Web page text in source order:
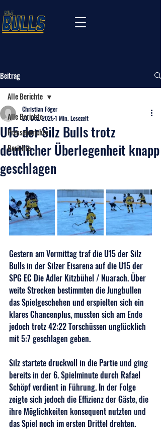
Beitrag
Alle Berichte
Presseberichte
Berichte
Alle Berichte
U15 der Silz Bulls trotz
deutlicher Überlegenheit knapp
geschlagen
Christian Föger
21. Dez. 20251 Min. Lesezeit
Gestern am Vormittag traf die U15 der Silz
Bulls in der Silzer Eisarena auf die U15 der
SPG EC Die Adler Kitzbühel / Nuarach. Über
weite Strecken bestimmten die Jungbullen
das Spielgeschehen und erspielten sich ein
klares Chancenplus, mussten sich am Ende
jedoch trotz 42:22 Torschüssen unglücklich
mit 5:7 geschlagen geben.
Silz startete druckvoll in die Partie und ging
bereits in der 6. Spielminute durch Rafael
Schöpf verdient in Führung. In der Folge
zeigte sich jedoch die Effizienz der Gäste, die
ihre Möglichkeiten konsequent nutzten und
das Spiel noch im ersten Drittel drehten.